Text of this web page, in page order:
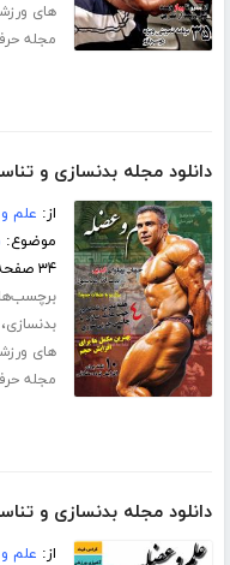
های
مجله
دانلود مجله بدنسازی و
از: علم
موضوع:
۳۴ صفحه
بدنسازی
های
مجله
دانلود مجله بدنسازی و
از: علم